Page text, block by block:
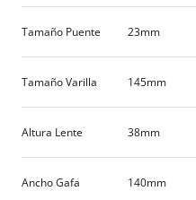
Tamaño Puente 23mm
Tamaño Varilla 145mm
Altura Lente 38mm
Ancho Gafa 140mm